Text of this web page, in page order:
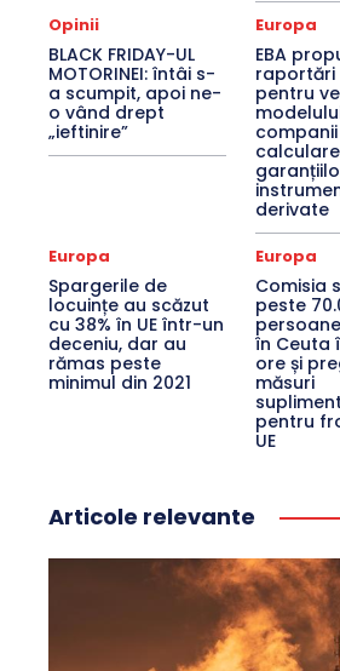
Opinii
BLACK FRIDAY-UL
MOTORINEI: întâi s-
a scumpit, apoi ne-
o vând drept
„ieftinire”
Europa
EBA
raportări
pentru
derivate
Europa
Spargerile de
locuințe au scăzut
cu 38% în UE într-un
deceniu, dar au
rămas peste
minimul din 2021
Europa
Comisia
peste
în Ceuta
ore și
măsuri
pentru
UE
Articole relevante